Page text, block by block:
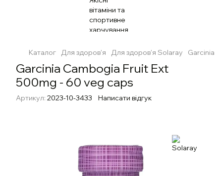
Каталог Для здоров'я Для здоров'я Solaray Garcinia
Garcinia Cambogia Fruit Ext
500mg - 60 veg caps
Артикул: 2023-10-3433 Написати відгук